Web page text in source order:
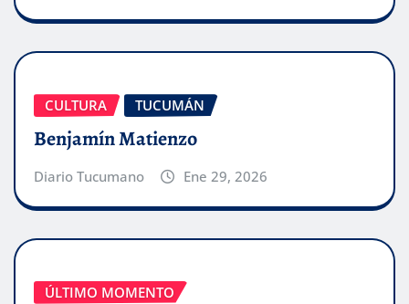
CULTURA TUCUMÁN
Benjamín Matienzo
Diario Tucumano Ene 29, 2026
ÚLTIMO MOMENTO